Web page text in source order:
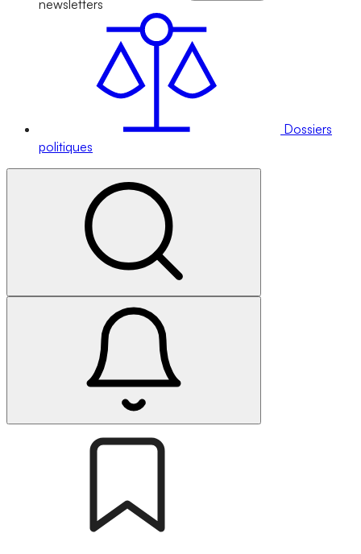
newsletters
Dossiers
politiques